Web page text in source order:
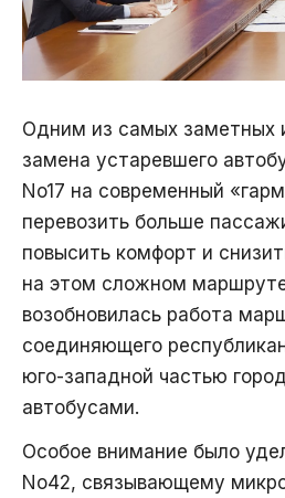
Одним из самых заметных
замена устаревшего
No17 на современный
перевозить больше
повысить комфорт и
на этом сложном
возобновилась работа
соединяющего
юго-западной частью
автобусами.
Особое внимание было
No42, связывающему